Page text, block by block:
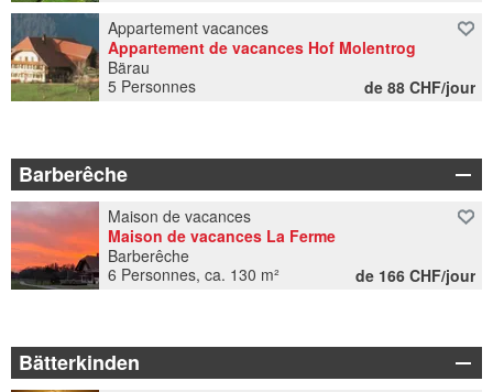
Appartement vacances
Appartement de vacances Hof Molentrog
Bärau
5 Personnes
de 88 CHF/jour
Barberêche
Maison de vacances
Maison de vacances La Ferme
Barberêche
6 Personnes, ca. 130 m²
de 166 CHF/jour
Bätterkinden